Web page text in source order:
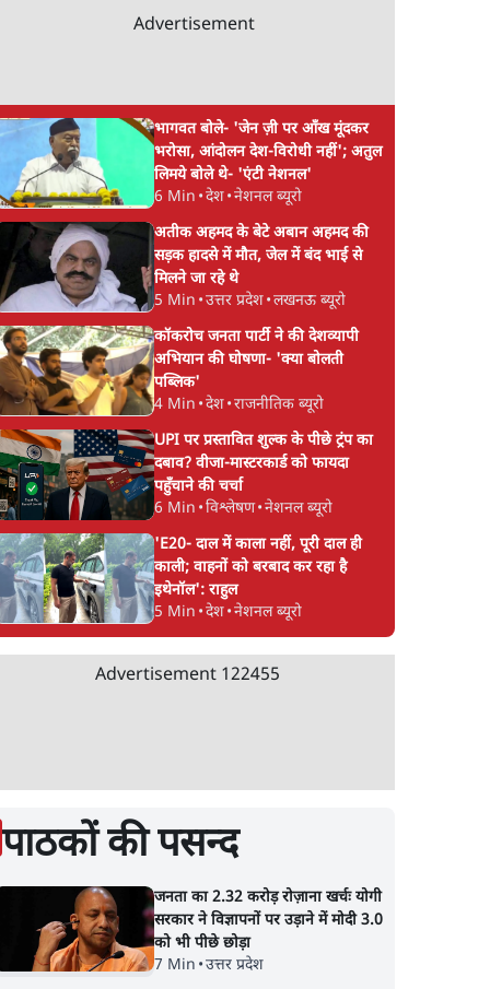
Advertisement
भागवत बोले- 'जेन ज़ी पर आँख मूंदकर
भरोसा, आंदोलन देश-विरोधी नहीं'; अतुल
लिमये बोले थे- 'एंटी नेशनल'
6 Min •देश•नेशनल ब्यूरो
अतीक अहमद के बेटे अबान अहमद की
सड़क हादसे में मौत, जेल में बंद भाई से
मिलने जा रहे थे
5 Min •उत्तर प्रदेश•लखनऊ ब्यूरो
कॉकरोच जनता पार्टी ने की देशव्यापी
अभियान की घोषणा- 'क्या बोलती
पब्लिक'
4 Min •देश•राजनीतिक ब्यूरो
UPI पर प्रस्तावित शुल्क के पीछे ट्रंप का
दबाव? वीजा-मास्टरकार्ड को फायदा
पहुँचाने की चर्चा
6 Min •विश्लेषण•नेशनल ब्यूरो
'E20- दाल में काला नहीं, पूरी दाल ही
काली; वाहनों को बरबाद कर रहा है
इथेनॉल': राहुल
5 Min •देश•नेशनल ब्यूरो
Advertisement 122455
पाठकों की पसन्द
जनता का 2.32 करोड़ रोज़ाना खर्चः योगी
सरकार ने विज्ञापनों पर उड़ाने में मोदी 3.0
को भी पीछे छोड़ा
7 Min •उत्तर प्रदेश